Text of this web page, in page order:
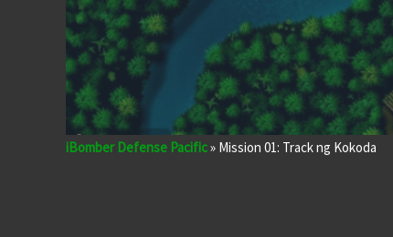
iBomber Defense Pacific» Mission 01: Track ng Kokoda